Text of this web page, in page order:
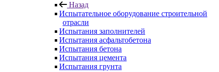
Назад
Испытательное оборудование строительной
отрасли
Испытания заполнителей
Испытания асфальтобетона
Испытания бетона
Испытания цемента
Испытания грунта